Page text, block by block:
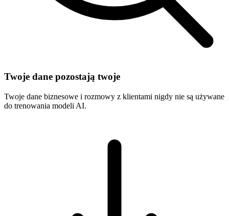
Twoje dane pozostają twoje
Twoje dane biznesowe i rozmowy z klientami nigdy nie są używane
do trenowania modeli AI.